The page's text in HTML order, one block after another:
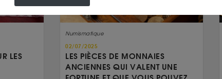
LES
Numismatique
02/07/2025
LES PIÈCES DE MONNAIES
ANCIENNES QUI VALENT UNE